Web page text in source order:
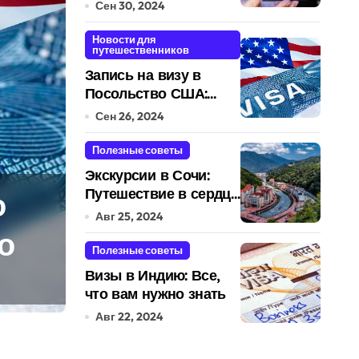
Визы в Индию:
нужно знать
travelbox27_ Авг 22, 2024
руководство
Сен 30, 2024
Новости для
путешественников
Запись на визу в
Посольство США:
Пошаговое
руководство
Сен 26, 2024
Полезные советы
Экскурсии в Сочи:
Путешествие в сердце
Черноморского
курорта
Авг 25, 2024
Полезные советы
Визы в Индию: Все,
что вам нужно знать
Авг 22, 2024